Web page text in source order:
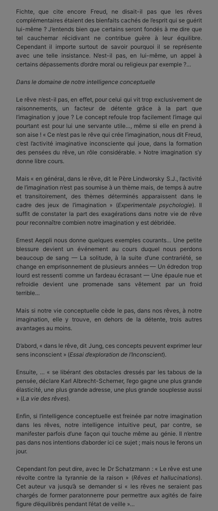
Fichte, que cite encore Freud, ne disait-il pas que les rêves
complémentaires étaient des bienfaits cachés de l’esprit qui se guérit
lui-même ? J’entends bien que certains seront fondés à me dire que
tel cauchemar récidivant ne contribue guère à leur équilibre.
Cependant il importe surtout de savoir pourquoi il se représente
avec une telle insistance. N’est-il pas, en lui-même, un appel à
certains dépassements d’ordre moral ou religieux par exemple ?…
Dans le domaine de notre intelligence conceptuelle
Le rêve n’est-il pas, en effet, pour celui qui vit trop exclusivement de
raisonnements, un facteur de détente grâce à la part que
l’imagination y joue ? Le concept refoule trop facilement l’image qui
pourtant est pour lui une servante utile…, même si elle en prend à
son aise ! « Ce n’est pas le rêve qui crée l’imagination, nous dit Freud,
c’est l’activité imaginative inconsciente qui joue, dans la formation
des pensées du rêve, un rôle considérable. » Notre imagination s’y
donne libre cours.
Mais « en général, dans le rêve, dit le Père Lindworsky S.J., l’activité
de l’imagination n’est pas soumise à un thème mais, de temps à autre
et transitoirement, des thèmes déterminés apparaissent dans le
cadre des jeux de l’imagination » (Experimentale psychologie). Il
suffit de constater la part des exagérations dans notre vie de rêve
pour reconnaître combien notre imagination y est débridée.
Ernest Aeppli nous donne quelques exemples courants… Une petite
blessure devient un événement au cours duquel nous perdons
beaucoup de sang — La solitude, à la suite d’une contrariété, se
change en emprisonnement de plusieurs années — Un édredon trop
lourd est ressenti comme un fardeau écrasant — Une épaule nue et
refroidie devient une promenade sans vêtement par un froid
terrible…
Mais si notre vie conceptuelle cède le pas, dans nos rêves, à notre
imagination, elle y trouve, en dehors de la détente, trois autres
avantages au moins.
D’abord, « dans le rêve, dit Jung, ces concepts peuvent exprimer leur
sens inconscient » (Essai d’exploration de l’Inconscient).
Ensuite, … « se libérant des obstacles dressés par les tabous de la
pensée, déclare Karl Albrecht-Scherner, l’ego gagne une plus grande
élasticité, une plus grande adresse, une plus grande souplesse aussi
» (La vie des rêves).
Enfin, si l’intelligence conceptuelle est freinée par notre imagination
dans les rêves, notre intelligence intuitive peut, par contre, se
manifester parfois d’une façon qui touche même au génie. Il n’entre
pas dans nos intentions d’aborder ici ce sujet ; mais nous le ferons un
jour.
Cependant l’on peut dire, avec le Dr Schatzmann : « Le rêve est une
révolte contre la tyrannie de la raison » (Rêves et hallucinations).
Cet auteur va jusqu’à se demander si « les rêves ne seraient pas
chargés de former paratonnerre pour permettre aux agités de faire
figure d’équilibrés pendant l’état de veille »…